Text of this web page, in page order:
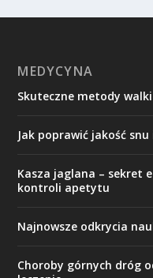
MEDYCYNA
Skuteczne metody
Jak poprawić jakość
Kasza jaglana – sekret
kontroli apetytu
Najnowsze odkrycia
Choroby górnych dróg